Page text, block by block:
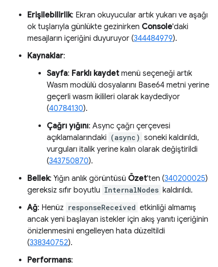
Erişilebilirlik: Ekran okuyucular artık yukarı ve aşağı
ok tuşlarıyla günlükte gezinirken Console'daki
mesajların içeriğini duyuruyor (344484979).
Kaynaklar:
Sayfa: Farklı kaydet menü seçeneği artık
Wasm modülü dosyalarını Base64 metni yerine
geçerli wasm ikilileri olarak kaydediyor
(40784130).
Çağrı yığını: Async çağrı çerçevesi
açıklamalarındaki (async) soneki kaldırıldı,
vurguları italik yerine kalın olarak değiştirildi
(343750870).
Bellek: Yığın anlık görüntüsü Özet'ten (340200025)
gereksiz sıfır boyutlu InternalNodes kaldırıldı.
Ağ: Henüz responseReceived etkinliği almamış
ancak yeni başlayan istekler için akış yanıtı içeriğinin
önizlenmesini engelleyen hata düzeltildi
(338340752).
Performans: